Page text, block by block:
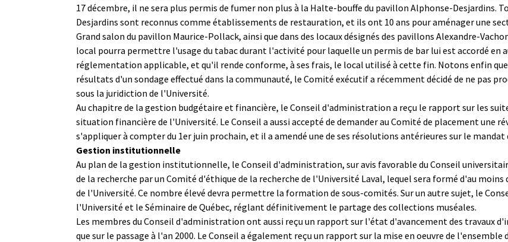
17 décembre, il ne sera plus permis de fumer non plus à la Halte-bouffe du pavillon Alphonse-Desjardins.
Desjardins sont reconnus comme établissements de restauration, et ils ont 10 ans pour aménager une
Grand salon du pavillon Maurice-Pollack, ainsi que dans des locaux désignés des pavillons Alexandre-
local pourra permettre l'usage du tabac durant l'activité pour laquelle un permis de bar lui est accordé en
réglementation applicable, et qu'il rende conforme, à ses frais, le local utilisé à cette fin. Notons enfin
résultats d'un sondage effectué dans la communauté, le Comité exécutif a récemment décidé de ne pas
sous la juridiction de l'Université.
Au chapitre de la gestion budgétaire et financière, le Conseil d'administration a reçu le rapport sur les
situation financière de l'Université. Le Conseil a aussi accepté de demander au Comité de placement une
s'appliquer à compter du 1er juin prochain, et il a amendé une de ses résolutions antérieures sur le mandat
Gestion institutionnelle
Au plan de la gestion institutionnelle, le Conseil d'administration, sur avis favorable du Conseil
de la recherche par un Comité d'éthique de la recherche de l'Université Laval, lequel sera formé d'au
de l'Université. Ce nombre élevé devra permettre la formation de sous-comités. Sur un autre sujet, le
l'Université et le Séminaire de Québec, réglant définitivement le partage des collections muséales.
Les membres du Conseil d'administration ont aussi reçu un rapport sur l'état d'avancement des travaux
que sur le passage à l'an 2000. Le Conseil a également reçu un rapport sur la mise en oeuvre de